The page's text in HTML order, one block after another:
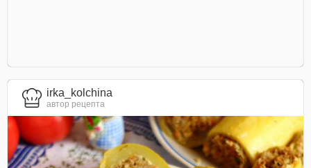
irka_kolchina
автор рецепта